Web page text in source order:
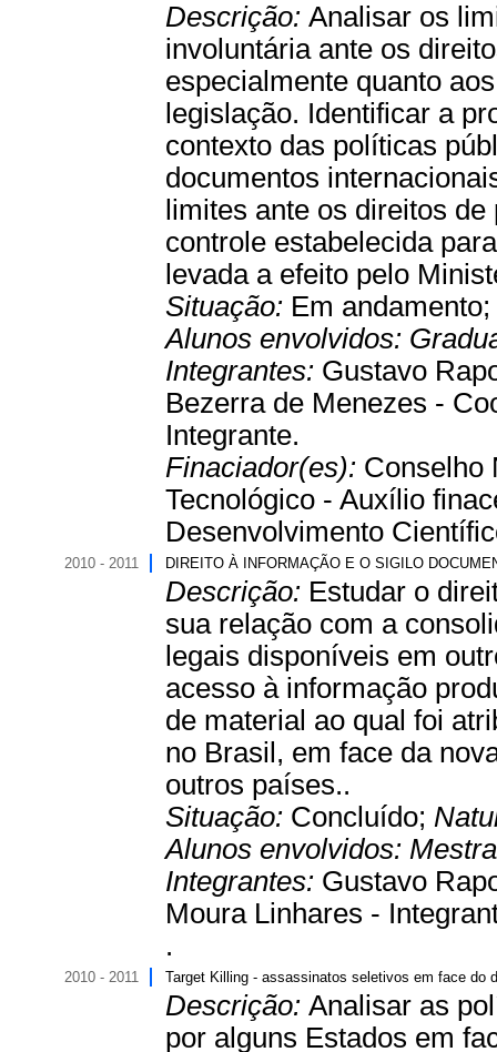
Descrição: Analisar os
involuntária ante os
especialmente quanto
legislação. Identificar a
contexto das políticas
documentos
limites ante os direitos
controle estabelecida
levada a efeito pelo
Situação: Em andamento;
Alunos envolvidos:
Integrantes: Gustavo
Bezerra de Menezes -
Integrante.
Finaciador(es): Conselho
Tecnológico - Auxílio
Desenvolvimento
2010 - 2011 DIREITO À INFORMAÇÃO E O SIGILO
Descrição: Estudar o
sua relação com a
legais disponíveis em
acesso à informação
de material ao qual foi
no Brasil, em face da
outros países..
Situação: Concluído;
Alunos envolvidos:
Integrantes: Gustavo
Moura Linhares -
.
2010 - 2011 Target Killing - assassinatos seletivos em face do
Descrição: Analisar as
por alguns Estados em